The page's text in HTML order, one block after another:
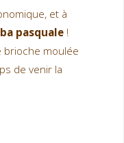
et à
pasquale!
brioche moulée
de venir la